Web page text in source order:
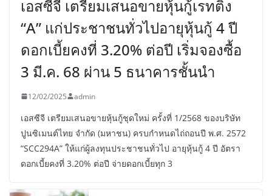
เอสซีจี เตรียมเสนอขายหุ้นกู้เรทติ้ง
“A” แก่ประชาชนทั่วไปอายุหุ้นกู้ 4 ปี
ดอกเบี้ยคงที่ 3.20% ต่อปี เริ่มจองซื้อ
3 มี.ค. 68 ผ่าน 5 ธนาคารชั้นนำ
12/02/2025 admin
เอสซีจี เตรียมเสนอขายหุ้นกู้ชุดใหม่ ครั้งที่ 1/2568 ของบริษัท
ปูนซิเมนต์ไทย จำกัด (มหาชน) ครบกำหนดไถ่ถอนปี พ.ศ. 2572
“SCC294A” ให้แก่ผู้ลงทุนประชาชนทั่วไป อายุหุ้นกู้ 4 ปี อัตรา
ดอกเบี้ยคงที่ 3.20% ต่อปี จ่ายดอกเบี้ยทุก 3